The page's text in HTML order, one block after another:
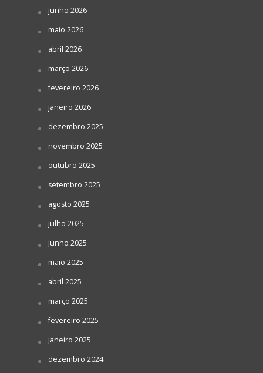
junho 2026
maio 2026
abril 2026
março 2026
fevereiro 2026
janeiro 2026
dezembro 2025
novembro 2025
outubro 2025
setembro 2025
agosto 2025
julho 2025
junho 2025
maio 2025
abril 2025
março 2025
fevereiro 2025
janeiro 2025
dezembro 2024